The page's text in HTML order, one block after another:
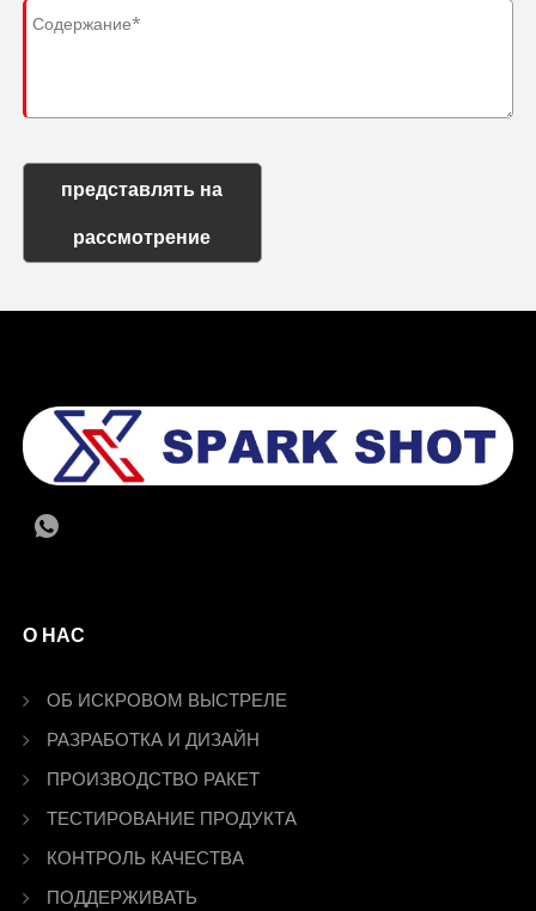
представлять на
рассмотрение
О НАС
ОБ ИСКРОВОМ ВЫСТРЕЛЕ
РАЗРАБОТКА И ДИЗАЙН
ПРОИЗВОДСТВО РАКЕТ
ТЕСТИРОВАНИЕ ПРОДУКТА
КОНТРОЛЬ КАЧЕСТВА
ПОДДЕРЖИВАТЬ